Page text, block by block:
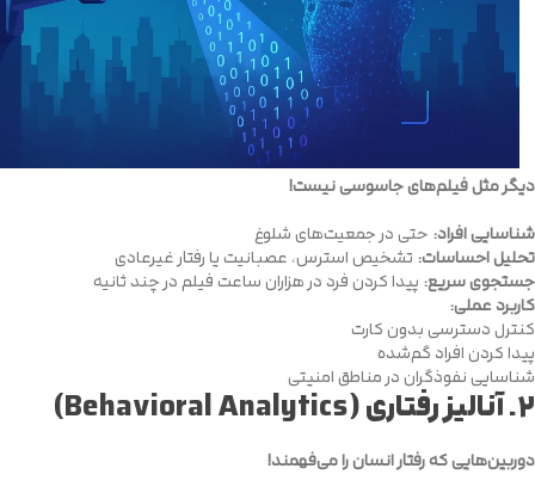
دیگر مثل فیلم‌های جاسوسی نیست!
شناسایی افراد: حتی در جمعیت‌های شلوغ
تحلیل احساسات: تشخیص استرس، عصبانیت یا رفتار غیرعادی
جستجوی سریع: پیدا کردن فرد در هزاران ساعت فیلم در چند ثانیه
کاربرد عملی:
کنترل دسترسی بدون کارت
پیدا کردن افراد گم‌شده
شناسایی نفوذگران در مناطق امنیتی
۲. آنالیز رفتاری (Behavioral Analytics)
دوربین‌هایی که رفتار انسان را می‌فهمند!